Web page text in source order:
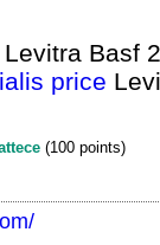
Basf
price
(100 points)